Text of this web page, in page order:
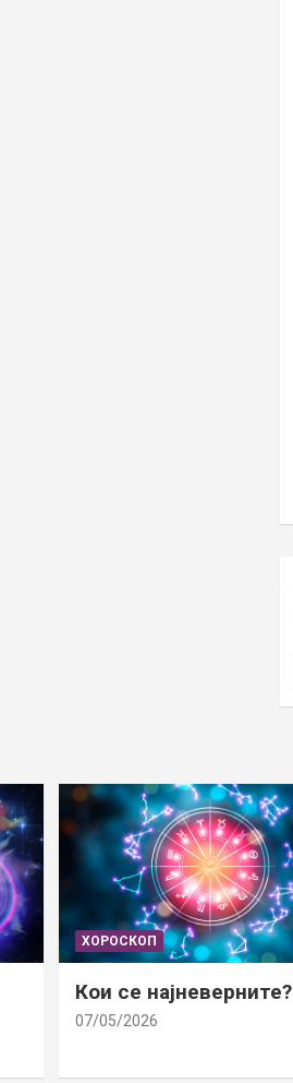
ХОРОСКОП
Кои се најневерните?
07/05/2026